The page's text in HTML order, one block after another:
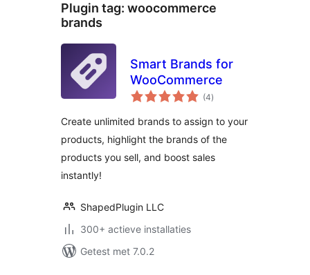
Plugin tag: woocommerce
brands
Smart Brands for
WooCommerce
(4totaal
waarderingen
)
Create unlimited brands to assign to your
products, highlight the brands of the
products you sell, and boost sales
instantly!
ShapedPlugin LLC
300+ actieve installaties
Getest met 7.0.2